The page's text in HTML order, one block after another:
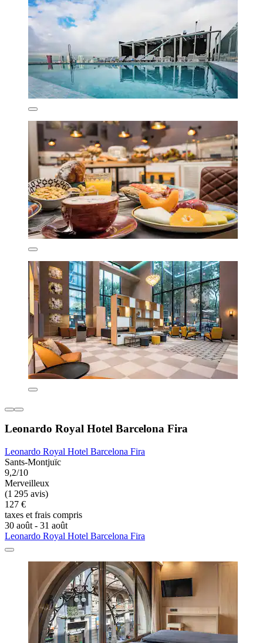
Leonardo Royal Hotel Barcelona Fira
Leonardo Royal Hotel Barcelona Fira
Sants-Montjuïc
9,2/10
Merveilleux
(1 295 avis)
127 €
taxes et frais compris
30 août - 31 août
Leonardo Royal Hotel Barcelona Fira